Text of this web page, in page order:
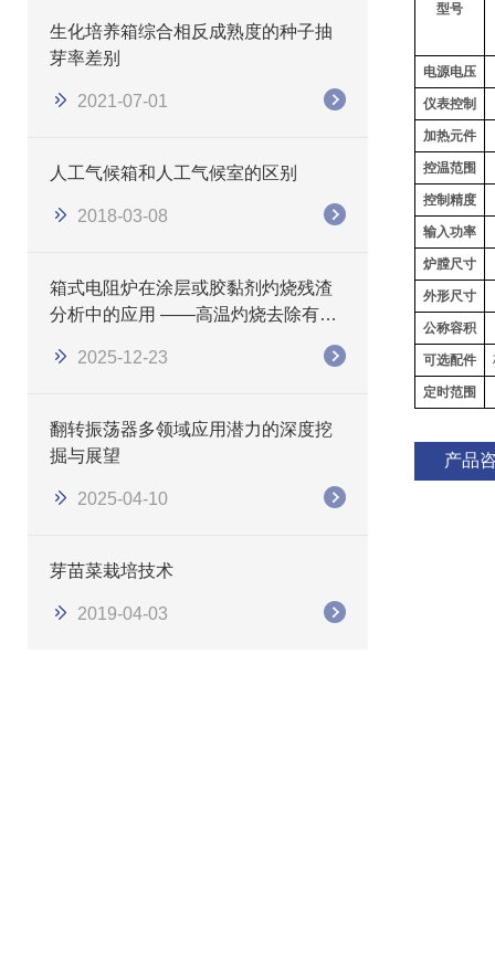
生化培养箱综合相反成熟度的种子抽
芽率差别
2021-07-01
人工气候箱和人工气候室的区别
2018-03-08
箱式电阻炉在涂层或胶黏剂灼烧残渣
分析中的应用 ——高温灼烧去除有机
2025-12-23
翻转振荡器多领域应用潜力的深度挖
掘与展望
2025-04-10
芽苗菜栽培技术
2019-04-03
型号
电源电压
仪表控制
加热元件
控温范围
控制精度
输入功率
炉膛尺寸
外形尺寸
公称容积
可选配件
定时范围
产品